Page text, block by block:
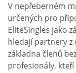
V nepřeberném
určených pro
EliteSingles jako
hledají partnery z
základna členů
profesionály,